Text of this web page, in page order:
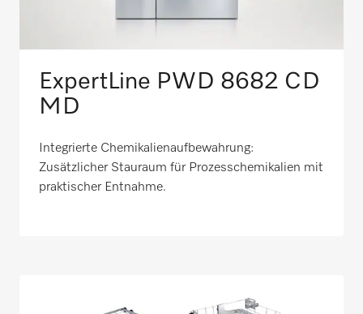
ExpertLine PWD 8682 CD​
MD
Integrierte Chemikalienaufbewahrung:
Zusätzlicher Stauraum für Prozesschemikalien mit
praktischer Entnahme.​